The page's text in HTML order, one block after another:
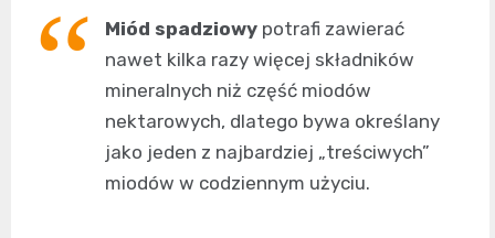
Miód spadziowy potrafi zawierać
nawet kilka razy więcej składników
mineralnych niż część miodów
nektarowych, dlatego bywa określany
jako jeden z najbardziej „treściwych”
miodów w codziennym użyciu.